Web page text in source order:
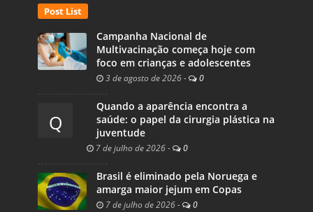
Post List
Campanha Nacional de
Multivacinação começa hoje com
foco em crianças e adolescentes
3 de agosto de 2026 - 0
Q
Quando a aparência encontra a
saúde: o papel da cirurgia plástica na
juventude
7 de julho de 2026 - 0
Brasil é eliminado pela Noruega e
amarga maior jejum em Copas
7 de julho de 2026 - 0